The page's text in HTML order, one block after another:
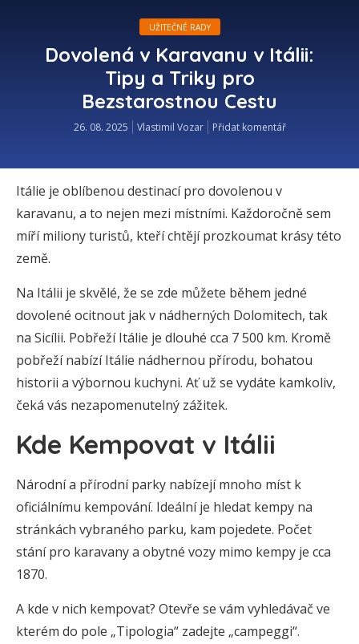
UŽITEČNÉ RADY
Dovolená v Karavanu v Itálii:
Tipy a Triky pro
Bezstarostnou Cestu
26. 08. 2025 Vlastimil Vozar Přidat komentář
Itálie je oblíbenou destinací pro dovolenou v
karavanu, a to nejen mezi místními. Každoročně sem
míří miliony turistů, kteří chtějí prozkoumat krásy této
země.
Na Itálii je skvělé, že se zde můžete během jedné
dovolené ocitnout jak v nádherných Dolomitech, tak
na Sicílii. Pobřeží Itálie je dlouhé cca 7 500 km. Kromě
pobřeží nabízí Itálie nádhernou přírodu, bohatou
historii a výbornou kuchyni. Ať už se vydáte kamkoliv,
čeká vás nezapomenutelný zážitek.
Kde Kempovat v Itálii
Národní a přírodní parky nabízejí mnoho míst k
oficiálnímu kempování. Ideální je hledat kempy na
stránkách vybraného parku, kam pojedete. Počet
stání pro karavany a obytné vozy mimo kempy je cca
1870.
A kde v nich kempovat? Otevře se vám vyhledávač ve
kterém do pole „Tipologia“ zadejte „campeggi“.